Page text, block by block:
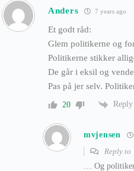
Anders 7 years ago
Et godt råd:
Glem politikerne og
Politikerne stikker
De går i eksil og
Pas på jer selv.
20 Reply
mvjensen
Reply to
… Og